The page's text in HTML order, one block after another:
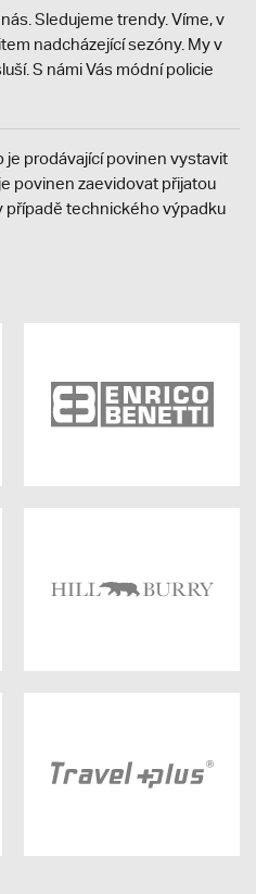
Sledujeme trendy. Víme, v
nadcházející sezóny. My v
S námi Vás módní policie
je prodávající povinen vystavit
povinen zaevidovat přijatou
případě technického výpadku